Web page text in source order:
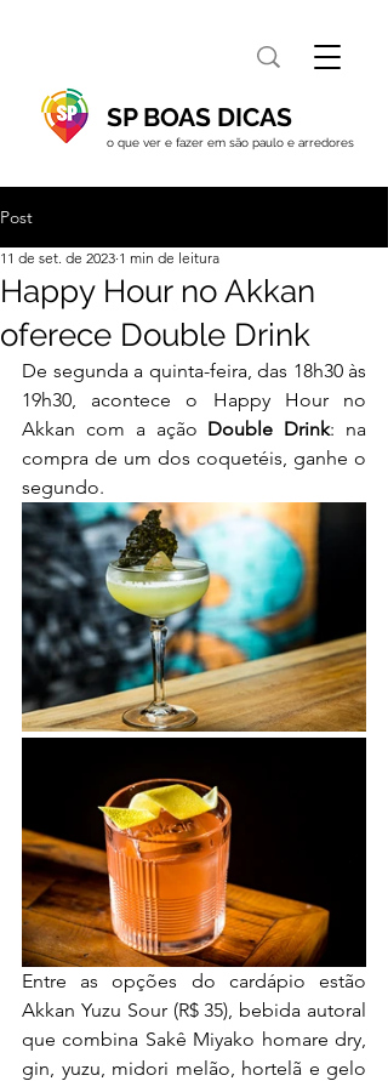
SP BOAS DICAS
o que ver e fazer em são paulo e arredores
Post
Happy Hour no Akkan
oferece Double Drink
11 de set. de 2023 1 min de leitura
De segunda a quinta-feira, das 18h30 às
19h30, acontece o Happy Hour no
Akkan com a ação Double Drink: na
compra de um dos coquetéis, ganhe o
segundo.
Entre as opções do cardápio estão
Akkan Yuzu Sour (R$ 35), bebida autoral
que combina Sakê Miyako homare dry,
gin, yuzu, midori melão, hortelã e gelo